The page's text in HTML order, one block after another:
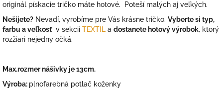
originál pískacie tričko máte hotové. Poteší malých aj veľkých.
Nešijete? Nevadí, vyrobíme pre Vás krásne tričko. Vyberte si typ,
farbu a veľkosťv sekcii TEXTIL a dostanete hotový výrobok, ktorý
rozžiari nejedny očká.
Max.rozmer nášivky je 13cm.
Výroba: plnofarebná potlač koženky